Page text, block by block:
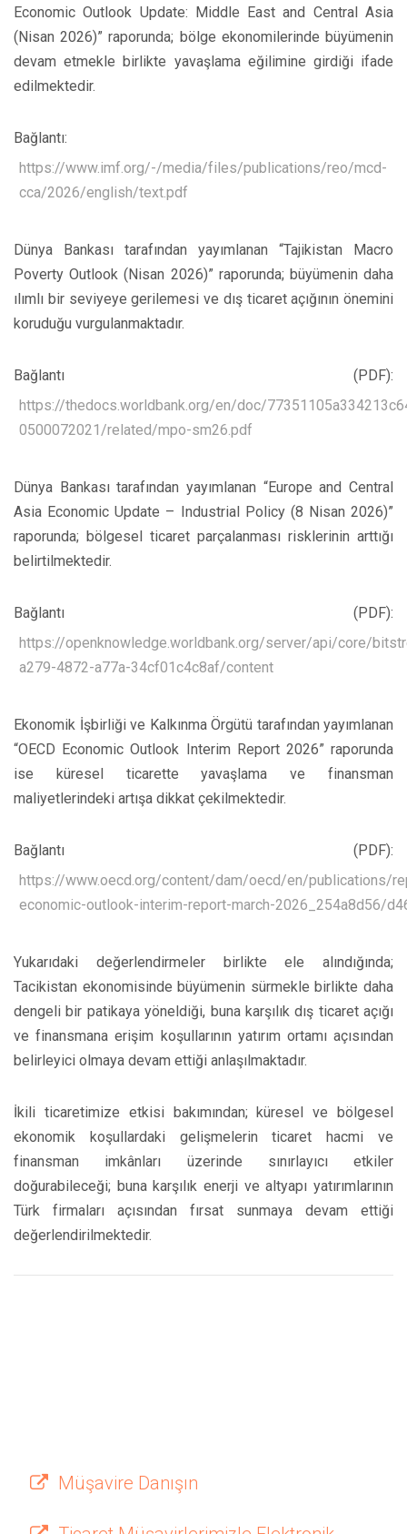
Economic Outlook Update: Middle East and Central Asia
(Nisan 2026)” raporunda; bölge ekonomilerinde büyümenin
devam etmekle birlikte yavaşlama eğilimine girdiği ifade
edilmektedir.
Bağlantı:
https://www.imf.org/-/media/files/publications/reo/mcd-
cca/2026/english/text.pdf
Dünya Bankası tarafından yayımlanan “Tajikistan Macro
Poverty Outlook (Nisan 2026)” raporunda; büyümenin daha
ılımlı bir seviyeye gerilemesi ve dış ticaret açığının önemini
koruduğu vurgulanmaktadır.
Bağlantı (PDF):
https://thedocs.worldbank.org/en/doc/
0500072021/related/mpo-sm26.pdf
Dünya Bankası tarafından yayımlanan “Europe and Central
Asia Economic Update – Industrial Policy (8 Nisan 2026)”
raporunda; bölgesel ticaret parçalanması risklerinin arttığı
belirtilmektedir.
Bağlantı (PDF):
https://openknowledge.worldbank.org/server/api/core/
a279-4872-a77a-34cf01c4c8af/content
Ekonomik İşbirliği ve Kalkınma Örgütü tarafından yayımlanan
“OECD Economic Outlook Interim Report 2026” raporunda
ise küresel ticarette yavaşlama ve finansman
maliyetlerindeki artışa dikkat çekilmektedir.
Bağlantı (PDF):
https://www.oecd.org/content/dam/oecd/en/publications/
economic-outlook-interim-report-march-2026_254a8d56/
Yukarıdaki değerlendirmeler birlikte ele alındığında;
Tacikistan ekonomisinde büyümenin sürmekle birlikte daha
dengeli bir patikaya yöneldiği, buna karşılık dış ticaret açığı
ve finansmana erişim koşullarının yatırım ortamı açısından
belirleyici olmaya devam ettiği anlaşılmaktadır.
İkili ticaretimize etkisi bakımından; küresel ve bölgesel
ekonomik koşullardaki gelişmelerin ticaret hacmi ve
finansman imkânları üzerinde sınırlayıcı etkiler
doğurabileceği; buna karşılık enerji ve altyapı yatırımlarının
Türk firmaları açısından fırsat sunmaya devam ettiği
değerlendirilmektedir.
Müşavire Danışın